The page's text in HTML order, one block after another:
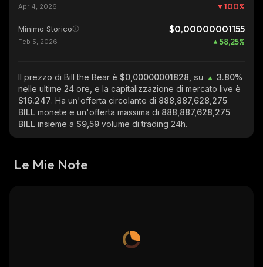
Apr 4, 2026 100%
Minimo Storico $0,00000001155
Feb 5, 2026 58,25%
Il prezzo di Bill the Bear è $0,00000001828, su
3.80%
nelle ultime 24 ore, e la capitalizzazione di mercato live è
$16.247. Ha un'offerta circolante di 888,887,628,275
BILL monete e un'offerta massima di 888,887,628,275
BILL insieme a $9,59 volume di trading 24h.
Le Mie Note